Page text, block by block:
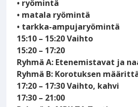
• ryömintä
• matala ryömintä
• tarkka-ampujaryömintä
15:10 – 15:20 Vaihto
15:20 – 17:20
Ryhmä A: Etenemistavat ja
Ryhmä B: Korotuksen
17:20 – 17:30 Vaihto, kahvi
17:30 – 21:00